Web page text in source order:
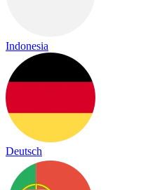
Indonesia
Deutsch